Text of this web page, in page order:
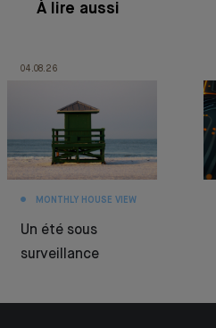
À lire aussi
04.08.26
MONTHLY HOUSE VIEW
Un été sous
surveillance